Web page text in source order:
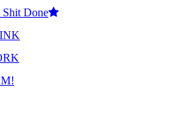
Shit Done